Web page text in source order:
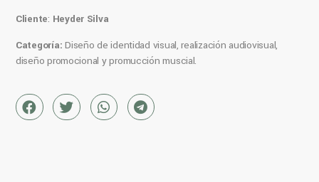
Cliente: Heyder Silva
Categoría: Diseño de identidad visual, realización audiovisual,
diseño promocional y promucción muscial.